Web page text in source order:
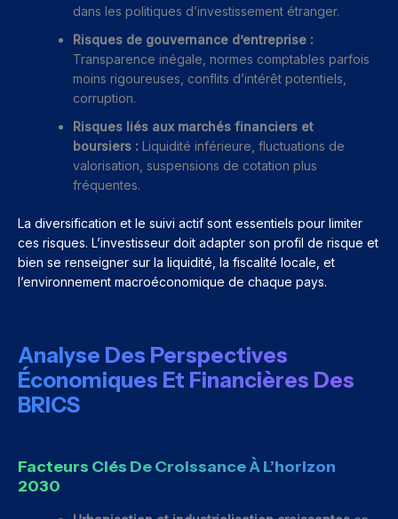
dans les politiques d’investissement étranger.
Risques de gouvernance d’entreprise :
Transparence inégale, normes comptables parfois
moins rigoureuses, conflits d’intérêt potentiels,
corruption.
Risques liés aux marchés financiers et
boursiers : Liquidité inférieure, fluctuations de
valorisation, suspensions de cotation plus
fréquentes.
La diversification et le suivi actif sont essentiels pour limiter
ces risques. L’investisseur doit adapter son profil de risque et
bien se renseigner sur la liquidité, la fiscalité locale, et
l’environnement macroéconomique de chaque pays.
Analyse Des Perspectives
Économiques Et Financières Des
BRICS
Facteurs Clés De Croissance À L’horizon
2030